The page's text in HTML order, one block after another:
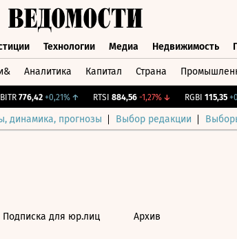
Технологии Медиа Недвижимость
Аналитика Капитал Страна
776,42 +0,21%↑ RTSI 884,56 -1,27%↓ RGBI 115,35
динамика, прогнозы Выбор редакции
Подписка для юр.лиц Архив